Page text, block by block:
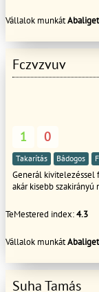
Vállalok munkátAbaliget
Fczvzvuv
1 0
Takarítás Bádogos
Generál
akár kisebb szakirányú
TeMestered index:4.3
Vállalok munkátAbaliget
Suha Tamás